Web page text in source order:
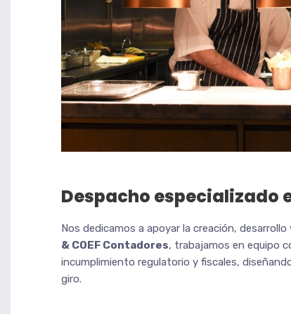
Despacho especializado
Nos dedicamos a apoyar la creación,
& COEF Contadores, trabajamos en equipo
incumplimiento regulatorio y fiscales,
giro.